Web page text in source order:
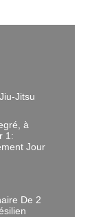
Jitsu
à
1:
Jour
De 2